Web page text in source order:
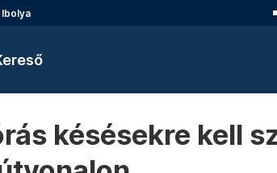
Ibolya
késésekre kell